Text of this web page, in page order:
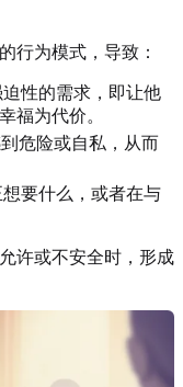
行为模式，导致：
性的需求，即让他
福为代价。
危险或自私，从而
要什么，或者在与
许或不安全时，形成